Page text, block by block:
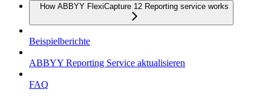
How ABBYY FlexiCapture 12 Reporting service works
Beispielberichte
ABBYY Reporting Service aktualisieren
FAQ